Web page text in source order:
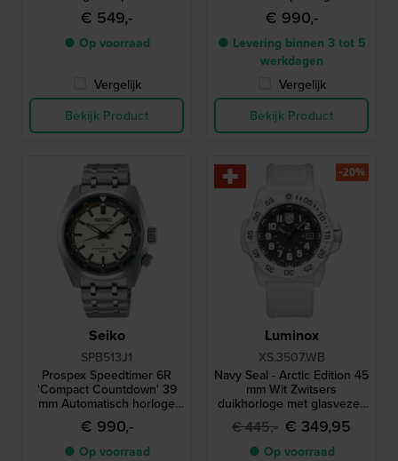
energie met interne
luchtvaart bezel
€ 549,-
● Op voorraad
Vergelijk
Bekijk Product
dagen gangreserve
€ 990,-
● Levering binnen 3 tot 5
werkdagen
Vergelijk
Bekijk Product
Seiko
SPB513J1
Prospex Speedtimer 6R
'Compact Countdown' 39
mm Automatisch horloge
met interne bezel voor
tijdmeting en gangreserve
van 3 dagen
€ 990,-
● Op voorraad
Luminox
XS.3507.WB
Navy Seal - Arctic Edition 45
mm Wit Zwitsers
duikhorloge met glasvezel-
composiet kast
€ 445,- € 349,95
● Op voorraad
-20%